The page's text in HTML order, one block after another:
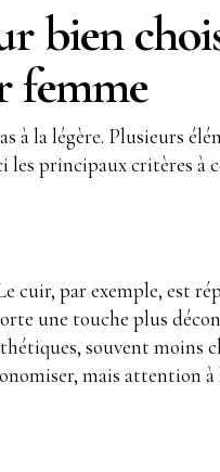
bien
femme
à la légère. Plusieurs
les principaux critères à
cuir, par exemple, est
une touche plus
souvent moins
mais attention